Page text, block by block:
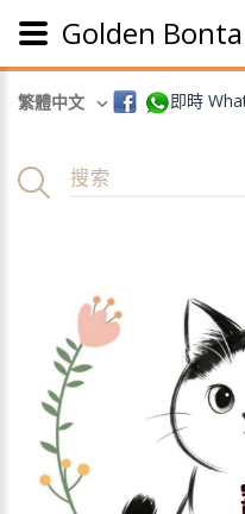
即時
繁體中文
Golden Bonta